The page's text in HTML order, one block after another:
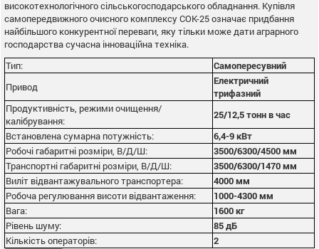
високотехнологічного сільськогосподарського обладнання. Купівля
самопередвижного очисного комплексу СОК-25 означає придбання
найбільшого конкурентної переваги, яку тільки може дати аграрного
господарства сучасна інноваційна техніка.
Тип:
Самопересувний
Привод
Електричний
трифазний
Продуктивність, режими очищення/
калібрування:
25/12,5тонн в час
Встановлена сумарна потужність:
6,4-9 кВт
Робочі габаритні розміри, В/Д/Ш:
3500/6300/4500 мм
Транспортні габаритні розміри, В/Д/Ш:
3500/6300/1470 мм
Виліт відвантажувального транспортера:
4000 мм
Робоча регулювання висоти відвантаження:
1000-4300 мм
Вага:
1600 кг
Рівень шуму:
85 дБ
Кількість операторів:
2